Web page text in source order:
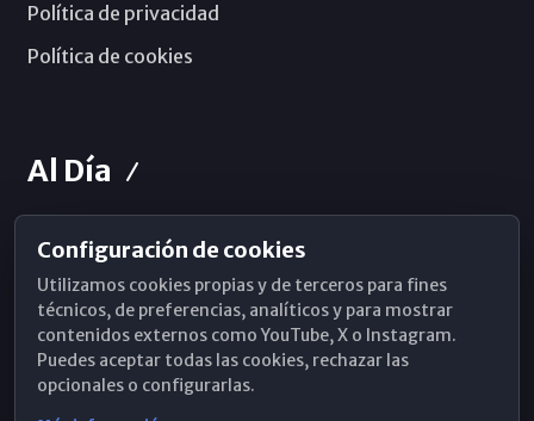
Política de privacidad
Política de cookies
Al Día
Horarios de Misa
Hemeroteca
WhatsApp
Configuración de cookies
Utilizamos cookies propias y de terceros para fines
técnicos, de preferencias, analíticos y para mostrar
contenidos externos como YouTube, X o Instagram.
Puedes aceptar todas las cookies, rechazar las
opcionales o configurarlas.